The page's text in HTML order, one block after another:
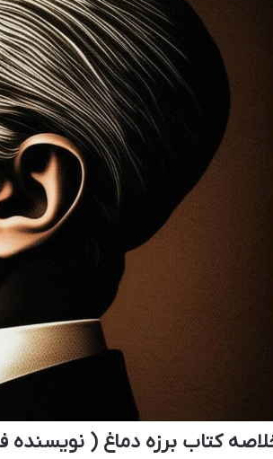
کتاب برزه دماغ ( نویسنده